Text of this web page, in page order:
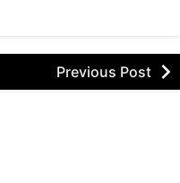
Previous Post